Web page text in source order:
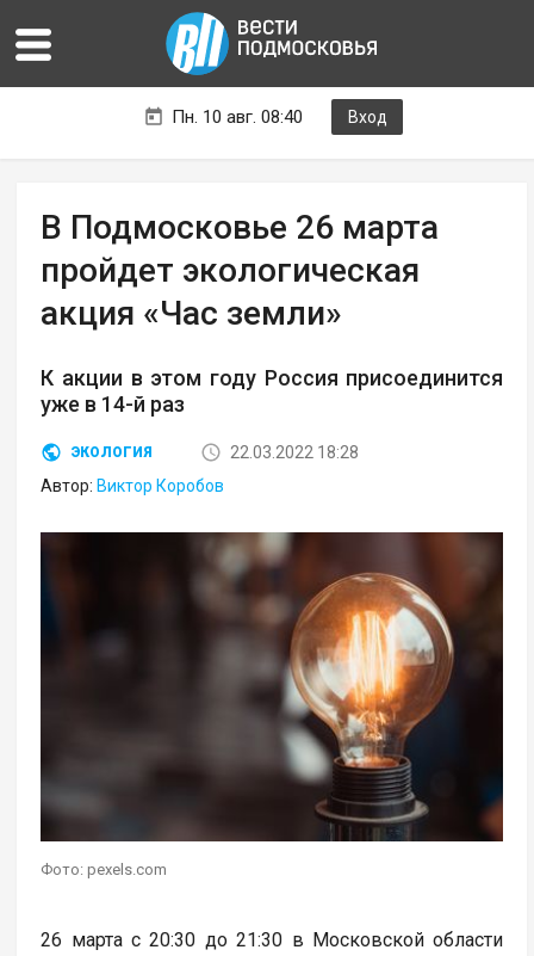
Пн. 10 авг. 08:40 Вход
В Подмосковье 26 марта
пройдет экологическая
акция «Час земли»
К акции в этом году Россия присоединится
уже в 14-й раз
ЭКОЛОГИЯ
22.03.2022 18:28
Автор: Виктор Коробов
Фото: pexels.com
26 марта с 20:30 до 21:30 в Московской области